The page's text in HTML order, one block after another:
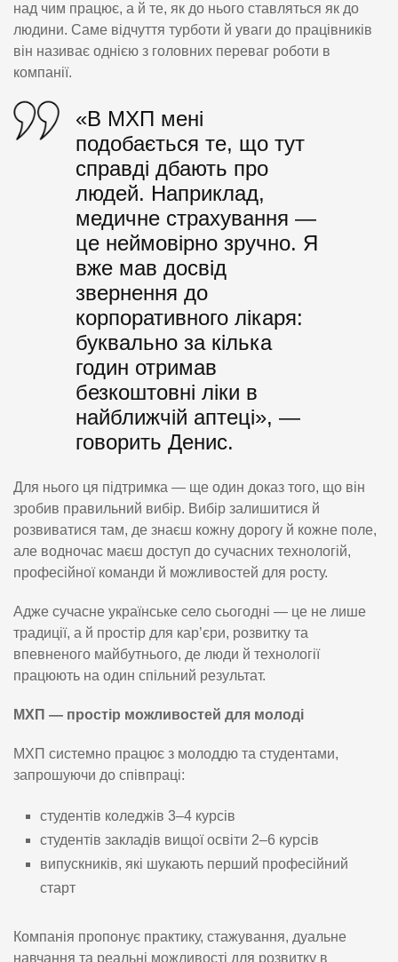
над чим працює, а й те, як до нього ставляться як до
людини. Саме відчуття турботи й уваги до працівників
він називає однією з головних переваг роботи в
компанії.
«В МХП мені
подобається те, що тут
справді дбають про
людей. Наприклад,
медичне страхування —
це неймовірно зручно. Я
вже мав досвід
звернення до
корпоративного лікаря:
буквально за кілька
годин отримав
безкоштовні ліки в
найближчій аптеці», —
говорить Денис.
Для нього ця підтримка — ще один доказ того, що він
зробив правильний вибір. Вибір залишитися й
розвиватися там, де знаєш кожну дорогу й кожне поле,
але водночас маєш доступ до сучасних технологій,
професійної команди й можливостей для росту.
Адже сучасне українське село сьогодні — це не лише
традиції, а й простір для кар’єри, розвитку та
впевненого майбутнього, де люди й технології
працюють на один спільний результат.
МХП — простір можливостей для молоді
МХП системно працює з молоддю та студентами,
запрошуючи до співпраці:
студентів коледжів 3–4 курсів
студентів закладів вищої освіти 2–6 курсів
випускників, які шукають перший професійний
старт
Компанія пропонує практику, стажування, дуальне
навчання та реальні можливості для розвитку в